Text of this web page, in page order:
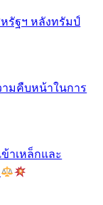
รัฐฯ หลังทรัมป์
มคืบหน้าในการ
าเหล็กและ